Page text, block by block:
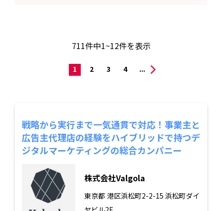
711件中1~12件を表示
1 2 3 4 ...
戦略から実行まで一気通貫で対応！事業主と
広告主代理店の経験をハイブリッドで持つデ
ジタルマーケティングの総合カンパニー
株式会社Valgola
東京都 港区浜松町2-2-15 浜松町ダイ